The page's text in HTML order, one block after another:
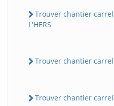
Trouver chantier
L'HERS
Trouver chantier
Trouver chantier